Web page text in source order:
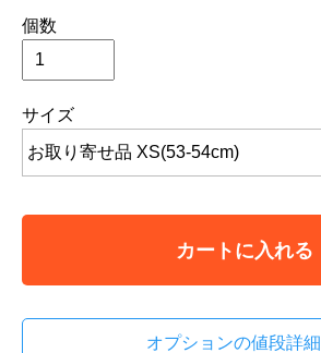
個数
サイズ
カートに入れる
オプションの値段詳細